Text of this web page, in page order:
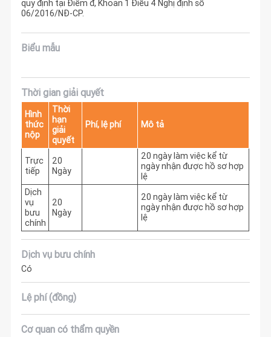
quy định tại Điểm đ, Khoản 1 Điều 4 Nghị định số
06/2016/NĐ-CP.
Biểu mẫu
Thời gian giải quyết
Hình
thức
nộp
Thời
hạn
giải
quyết
Phí, lệ phí Mô tả
Trực
tiếp
20
Ngày
20 ngày làm việc kể từ
ngày nhận được hồ sơ hợp
lệ
Dịch
vụ
bưu
chính
20
Ngày
20 ngày làm việc kể từ
ngày nhận được hồ sơ hợp
lệ
Dịch vụ bưu chính
Có
Lệ phí (đồng)
Cơ quan có thẩm quyền